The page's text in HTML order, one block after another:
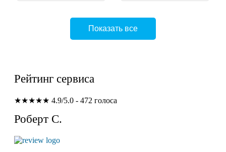
Показать все
Рейтинг сервиса
★★★★★ 4.9/5.0 - 472 голоса
Роберт С.